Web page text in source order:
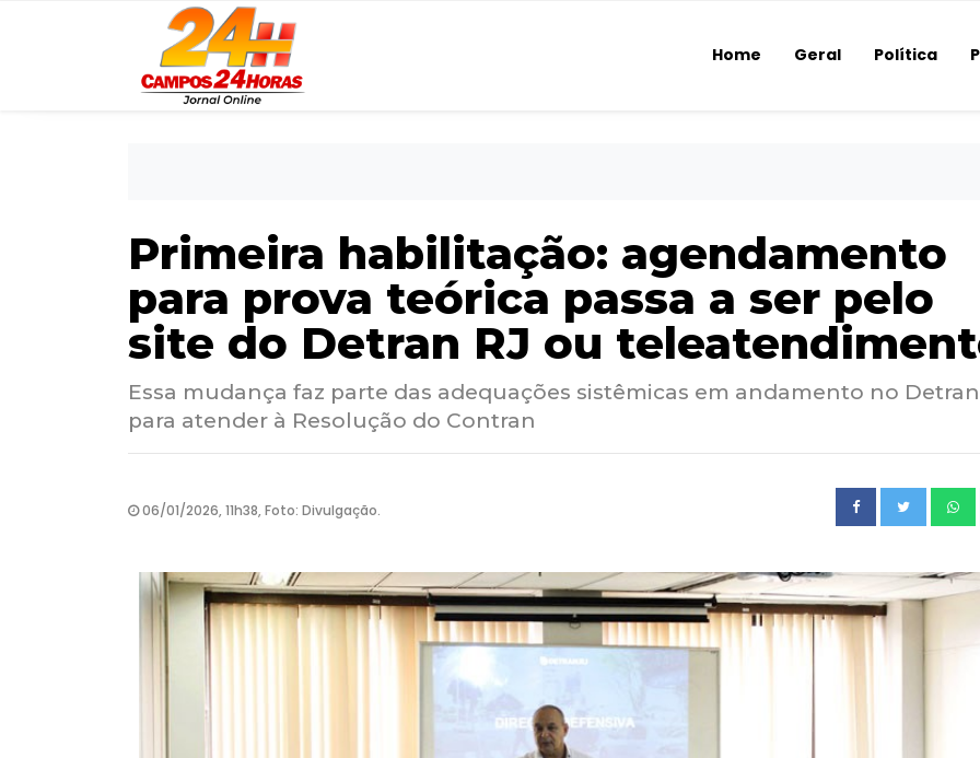
Home Geral Política
Primeira habilitação: agendamento
para prova teórica passa a ser pelo
site do Detran RJ ou
Essa mudança faz parte das adequações sistêmicas em andamento no Detran
para atender à Resolução do Contran
06/01/2026, 11h38, Foto: Divulgação.